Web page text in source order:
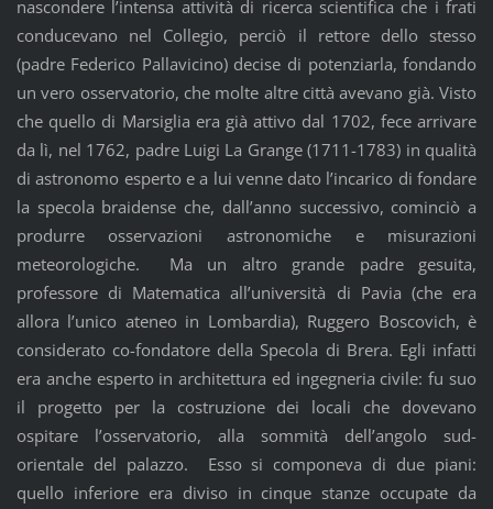
nascondere l’intensa attività di ricerca scientifica che i frati
conducevano nel Collegio, perciò il rettore dello stesso
(padre Federico Pallavicino) decise di potenziarla, fondando
un vero osservatorio, che molte altre città avevano già. Visto
che quello di Marsiglia era già attivo dal 1702, fece arrivare
da lì, nel 1762, padre Luigi La Grange (1711-1783) in qualità
di astronomo esperto e a lui venne dato l’incarico di fondare
la specola braidense che, dall’anno successivo, cominciò a
produrre osservazioni astronomiche e misurazioni
meteorologiche. Ma un altro grande padre gesuita,
professore di Matematica all’università di Pavia (che era
allora l’unico ateneo in Lombardia), Ruggero Boscovich, è
considerato co-fondatore della Specola di Brera. Egli infatti
era anche esperto in architettura ed ingegneria civile: fu suo
il progetto per la costruzione dei locali che dovevano
ospitare l’osservatorio, alla sommità dell’angolo sud-
orientale del palazzo. Esso si componeva di due piani:
quello inferiore era diviso in cinque stanze occupate da